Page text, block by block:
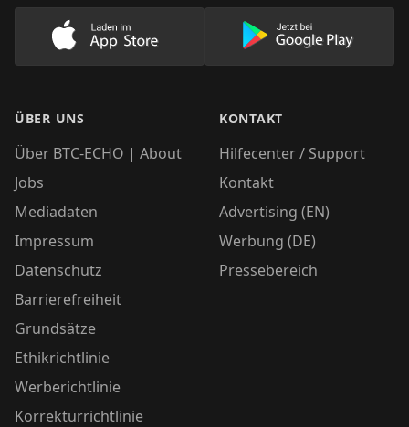
Lade unsere App im AppStore herunter
Lade unsere
ÜBER UNS
Über BTC-ECHO | About
Jobs
Mediadaten
Impressum
Datenschutz
Barrierefreiheit
Grundsätze
Ethikrichtlinie
Werberichtlinie
Korrekturrichtlinie
KONTAKT
Hilfecenter / Support
Kontakt
Advertising (EN)
Werbung (DE)
Pressebereich